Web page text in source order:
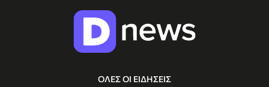
ΟΛΕΣ ΟΙ ΕΙΔΗΣΕΙΣ